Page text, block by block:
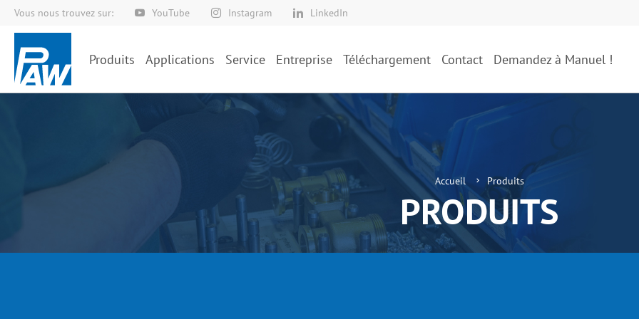
Vous nous trouvez sur: YouTube Instagram LinkedIn
Allez
au
contenu
Produits Applications Service Entreprise Téléchargement Contact Demandez à Manuel !
Accueil Produits
PRODUITS